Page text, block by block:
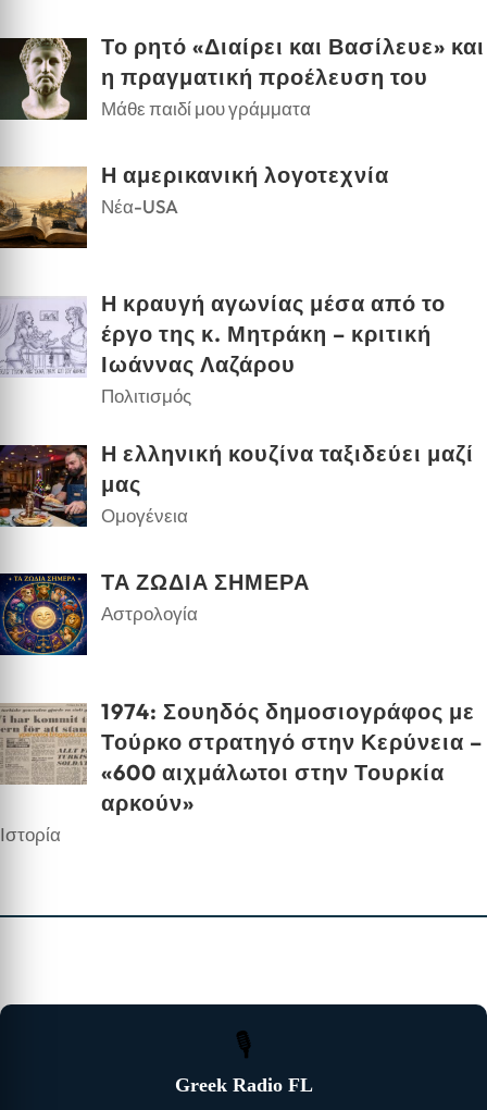
Το ρητό «Διαίρει και Βασίλευε» και
η πραγματική προέλευση του
Μάθε παιδί μου γράμματα
Η αμερικανική λογοτεχνία
Νέα-USA
Η κραυγή αγωνίας μέσα από το
έργο της κ. Μητράκη – κριτική
Ιωάννας Λαζάρου
Πολιτισμός
Η ελληνική κουζίνα ταξιδεύει μαζί
μας
Ομογένεια
ΤΑ ΖΩΔΙΑ ΣΗΜΕΡΑ
Αστρολογία
1974: Σουηδός δημοσιογράφος με
Τούρκο στρατηγό στην Κερύνεια –
«600 αιχμάλωτοι στην Τουρκία
αρκούν»
Ιστορία
🎙
Greek Radio FL